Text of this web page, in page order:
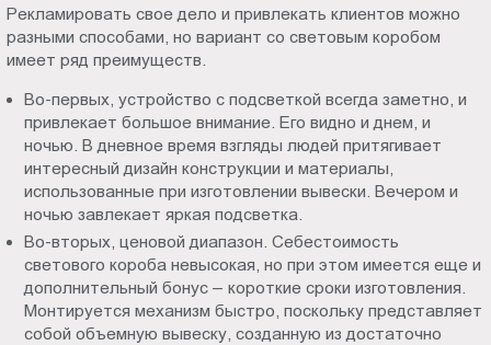
Рекламировать свое дело и привлекать клиентов можно
разными способами, но вариант со световым коробом
имеет ряд преимуществ.
Во-первых, устройство с подсветкой всегда заметно, и
привлекает большое внимание. Его видно и днем, и
ночью. В дневное время взгляды людей притягивает
интересный дизайн конструкции и материалы,
использованные при изготовлении вывески. Вечером и
ночью завлекает яркая подсветка.
Во-вторых, ценовой диапазон. Себестоимость
светового короба невысокая, но при этом имеется еще и
дополнительный бонус – короткие сроки изготовления.
Монтируется механизм быстро, поскольку представляет
собой объемную вывеску, созданную из достаточно